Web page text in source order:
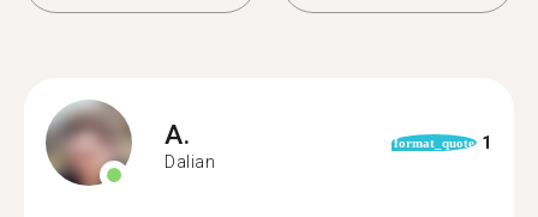
A.
Dalian
format_quote 1